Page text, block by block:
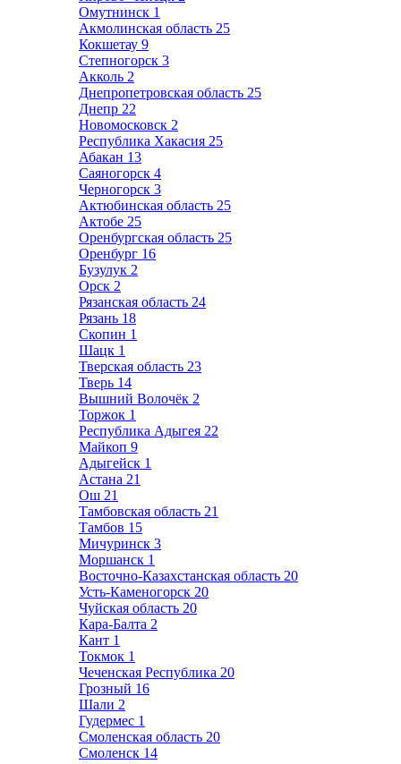
Омутнинск 1
Акмолинская область 25
Кокшетау 9
Степногорск 3
Акколь 2
Днепропетровская область 25
Днепр 22
Новомосковск 2
Республика Хакасия 25
Абакан 13
Саяногорск 4
Черногорск 3
Актюбинская область 25
Актобе 25
Оренбургская область 25
Оренбург 16
Бузулук 2
Орск 2
Рязанская область 24
Рязань 18
Скопин 1
Шацк 1
Тверская область 23
Тверь 14
Вышний Волочёк 2
Торжок 1
Республика Адыгея 22
Майкоп 9
Адыгейск 1
Астана 21
Ош 21
Тамбовская область 21
Тамбов 15
Мичуринск 3
Моршанск 1
Восточно-Казахстанская область 20
Усть-Каменогорск 20
Чуйская область 20
Кара-Балта 2
Кант 1
Токмок 1
Чеченская Республика 20
Грозный 16
Шали 2
Гудермес 1
Смоленская область 20
Смоленск 14